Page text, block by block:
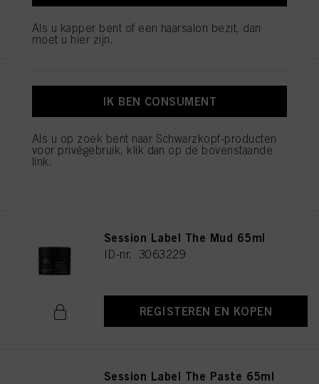
REGISTEREN EN KOPEN
Session Label The Mousse
200ml
ID-nr. 3063256
Session Label The Mud 65ml
ID-nr. 3063229
REGISTEREN EN KOPEN
Session Label The Paste 65ml
Als u kapper bent of een haarsalon bezit, dan
moet u hier zijn.
IK BEN CONSUMENT
Als u op zoek bent naar Schwarzkopf-producten
voor privégebruik, klik dan op de bovenstaande
link.
aanvaarden" te klikken, gaat u akkoord met het gebruik van cookies en met
doeleinden. Als u op "Afwijzen" klikt, worden alleen cookies gebruikt die
technisch noodzakelijk zijn om u deze website aan te kunnen bieden..